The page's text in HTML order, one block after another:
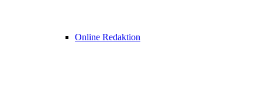
Online Redaktion